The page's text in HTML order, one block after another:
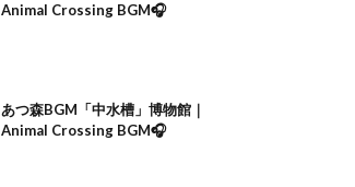
Animal Crossing BGM🎧
あつ森BGM「中水槽」博物館｜
Animal Crossing BGM🎧